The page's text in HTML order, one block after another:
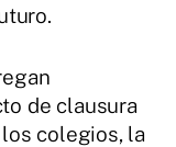
de clausura
colegios, la